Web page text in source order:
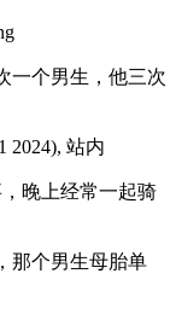
一个男生，他三次
2024), 站内
晚上经常一起骑
那个男生母胎单